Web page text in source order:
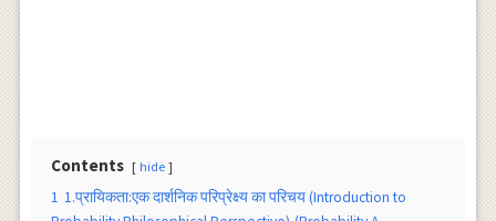
Contents hide
1 1.प्रायिकता:एक दार्शनिक परिप्रेक्ष्य का परिचय (Introduction to